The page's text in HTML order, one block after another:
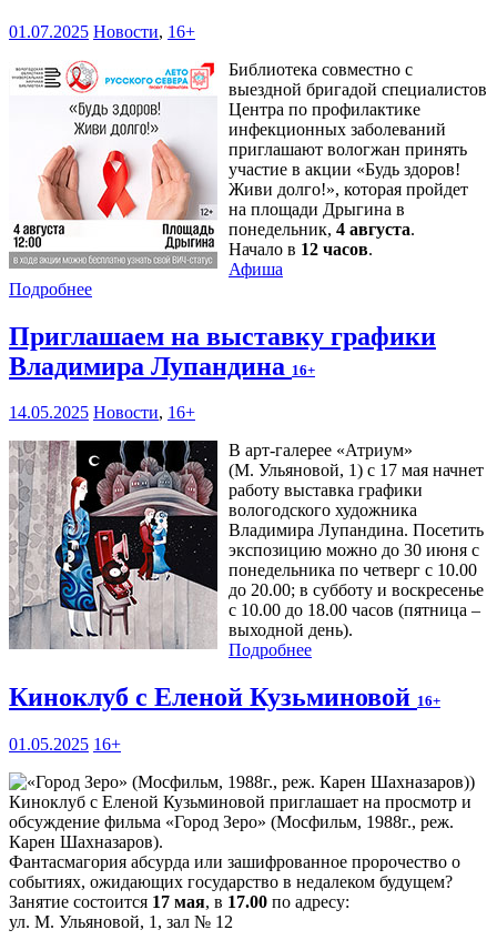
01.07.2025 Новости, 16+
Библиотека совместно с
выездной бригадой специалистов
Центра по профилактике
инфекционных заболеваний
приглашают вологжан принять
участие в акции «Будь здоров!
Живи долго!», которая пройдет
на площади Дрыгина в
понедельник, 4 августа.
Начало в 12 часов.
Афиша
Подробнее
Приглашаем на выставку графики
Владимира Лупандина 16+
14.05.2025 Новости, 16+
В арт-галерее «Атриум»
(М. Ульяновой, 1) с 17 мая начнет
работу выставка графики
вологодского художника
Владимира Лупандина. Посетить
экспозицию можно до 30 июня с
понедельника по четверг с 10.00
до 20.00; в субботу и воскресенье
с 10.00 до 18.00 часов (пятница –
выходной день).
Подробнее
Киноклуб с Еленой Кузьминовой 16+
01.05.2025 16+
Киноклуб с Еленой Кузьминовой приглашает на просмотр и
обсуждение фильма «Город Зеро» (Мосфильм, 1988г., реж.
Карен Шахназаров).
Фантасмагория абсурда или зашифрованное пророчество о
событиях, ожидающих государство в недалеком будущем?
Занятие состоится 17 мая, в 17.00 по адресу:
ул. М. Ульяновой, 1, зал № 12